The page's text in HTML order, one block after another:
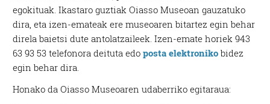
egokituak. Ikastaro guztiak Oiasso Museoan gauzatuko
dira, eta izen-emateak ere museoaren bitartez egin behar
direla baietsi dute antolatzaileek. Izen-emate horiek 943
63 93 53 telefonora deituta edoposta elektroniko bidez
egin behar dira.
Honako da Oiasso Museoaren udaberriko egitaraua: